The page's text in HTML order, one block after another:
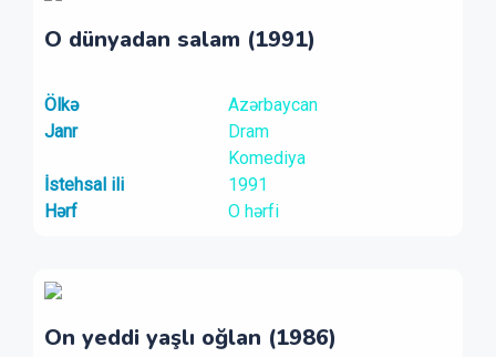
O dünyadan salam (1991)
Ölkə
Azərbaycan
Janr
Dram
Komediya
İstehsal ili
1991
Hərf
O hərfi
On yeddi yaşlı oğlan (1986)